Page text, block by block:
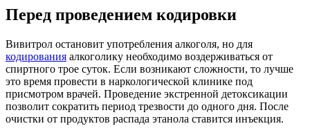
Перед проведением кодировки
Вивитрол остановит употребления алкоголя, но для
кодирования алкоголику необходимо воздерживаться от
спиртного трое суток. Если возникают сложности, то лучше
это время провести в наркологической клинике под
присмотром врачей. Проведение экстренной детоксикации
позволит сократить период трезвости до одного дня. После
очистки от продуктов распада этанола ставится инъекция.